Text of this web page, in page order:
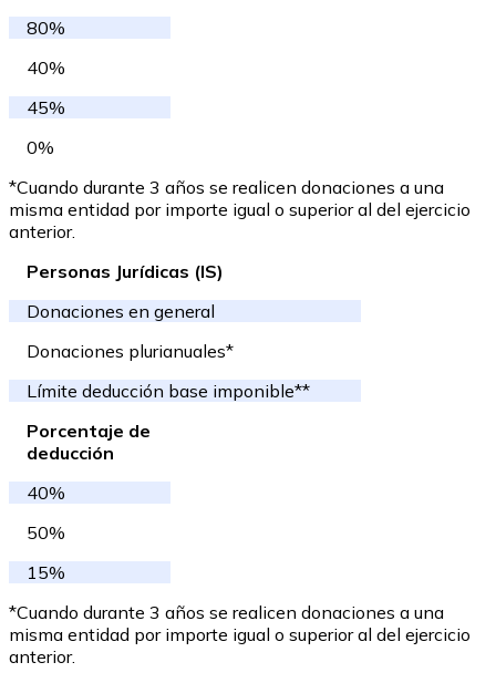
80%
40%
45%
0%
*Cuando durante 3 años se realicen donaciones a una
misma entidad por importe igual o superior al del ejercicio
anterior.
Personas Jurídicas (IS)
Donaciones en general
Donaciones plurianuales*
Límite deducción base imponible**
Porcentaje de
deducción
40%
50%
15%
*Cuando durante 3 años se realicen donaciones a una
misma entidad por importe igual o superior al del ejercicio
anterior.